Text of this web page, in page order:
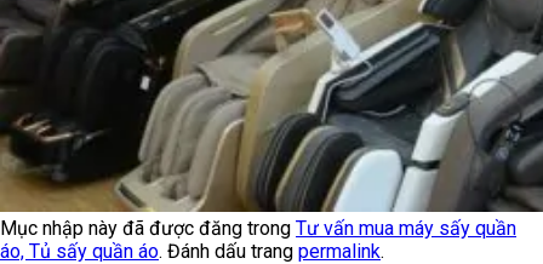
Mục nhập này đã được đăng trong Tư vấn mua máy sấy quần
áo, Tủ sấy quần áo. Đánh dấu trang permalink.